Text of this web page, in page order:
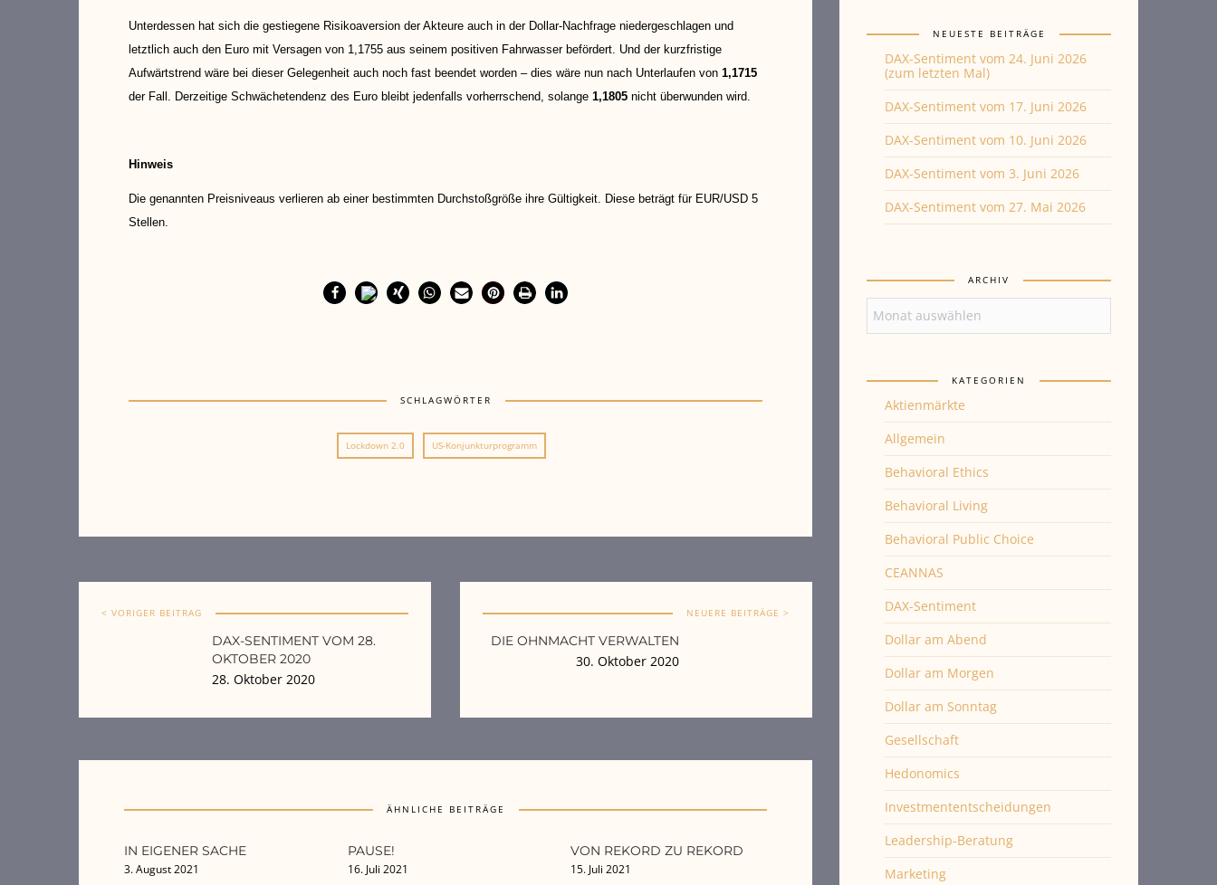
Unterdessen hat sich die gestiegene Risikoaversion der Akteure auch in der Dollar-Nachfrage niedergeschlagen und
letztlich auch den Euro mit Versagen von 1,1755 aus seinem positiven Fahrwasser befördert. Und der kurzfristige
Aufwärtstrend wäre bei dieser Gelegenheit auch noch fast beendet worden – dies wäre nun nach Unterlaufen von 1,1715
der Fall. Derzeitige Schwächetendenz des Euro bleibt jedenfalls vorherrschend, solange 1,1805 nicht überwunden wird.
Hinweis
Die genannten Preisniveaus verlieren ab einer bestimmten Durchstoßgröße ihre Gültigkeit. Diese beträgt für EUR/USD 5
Stellen.
SCHLAGWÖRTER
Lockdown 2.0 US-Konjunkturprogramm
< VORIGER BEITRAG
DAX-SENTIMENT VOM 28.
OKTOBER 2020
28. Oktober 2020
NEUERE BEITRÄGE >
DIE OHNMACHT VERWALTEN
30. Oktober 2020
ÄHNLICHE BEITRÄGE
IN EIGENER SACHE
3. August 2021
PAUSE!
16. Juli 2021
VON REKORD ZU REKORD
15. Juli 2021
NEUESTE BEITRÄGE
DAX-Sentiment vom 24. Juni 2026
(zum letzten Mal)
DAX-Sentiment vom 17. Juni 2026
DAX-Sentiment vom 10. Juni 2026
DAX-Sentiment vom 3. Juni 2026
DAX-Sentiment vom 27. Mai 2026
ARCHIV
KATEGORIEN
Aktienmärkte
Allgemein
Behavioral Ethics
Behavioral Living
Behavioral Public Choice
CEANNAS
DAX-Sentiment
Dollar am Abend
Dollar am Morgen
Dollar am Sonntag
Gesellschaft
Hedonomics
Investmententscheidungen
Leadership-Beratung
Marketing